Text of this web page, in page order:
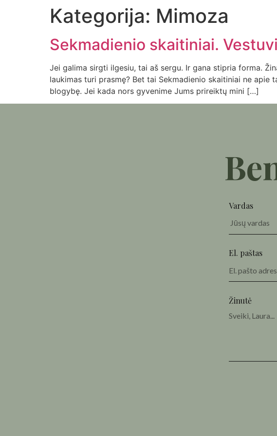
Kategorija: Mimoza
Sekmadienio skaitiniai.
Jei galima sirgti ilgesiu, tai aš sergu. Ir gana stipria forma.
laukimas turi prasmę? Bet tai Sekmadienio skaitiniai ne
blogybę. Jei kada nors gyvenime Jums prireiktų mini […]
Vardas
El. paštas
Žinutė